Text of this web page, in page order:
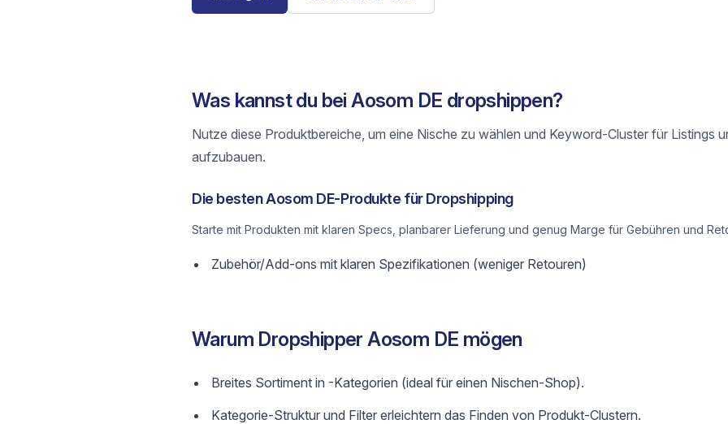
Was kannst du bei Aosom DE dropshippen?
Nutze diese Produktbereiche, um eine Nische zu wählen und Keyword-Cluster für Listings
aufzubauen.
Die besten Aosom DE-Produkte für Dropshipping
Starte mit Produkten mit klaren Specs, planbarer Lieferung und genug Marge für Gebühren und
Zubehör/Add-ons mit klaren Spezifikationen (weniger Retouren)
Warum Dropshipper Aosom DE mögen
Breites Sortiment in -Kategorien (ideal für einen Nischen-Shop).
Kategorie-Struktur und Filter erleichtern das Finden von Produkt-Clustern.